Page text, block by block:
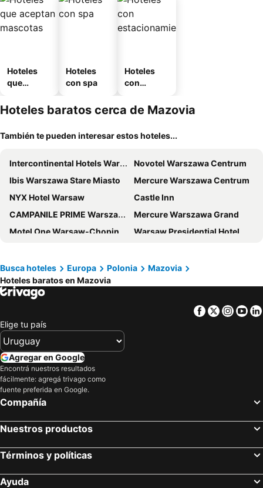
Hoteles
que
mascotas
Hoteles
con spa
Hoteles
con
miento
Hoteles baratos cerca de Mazovia
También te pueden interesar estos hoteles...
Intercontinental Hotels Warsaw By Ihg
Novotel Warszawa Centrum
Ibis Warszawa Stare Miasto
Mercure Warszawa Centrum
NYX Hotel Warsaw
Castle Inn
CAMPANILE PRIME Warszawa Centrum
Mercure Warszawa Grand
Motel One Warsaw-Chopin
Warsaw Presidential Hotel
Old Town Kanonia Hostel & Apartments
Busca hoteles Europa Polonia
Mazovia
Hoteles baratos en Mazovia
Facebook
Twitter
Elige tu país
Agregar en Google
Encontrá nuestros resultados
fácilmente: agregá trivago como
fuente preferida en Google.
Compañía
Nuestros productos
Términos y políticas
Ayuda